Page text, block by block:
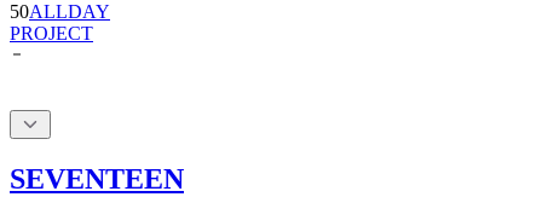
50ALLDAY
PROJECT
SEVENTEEN